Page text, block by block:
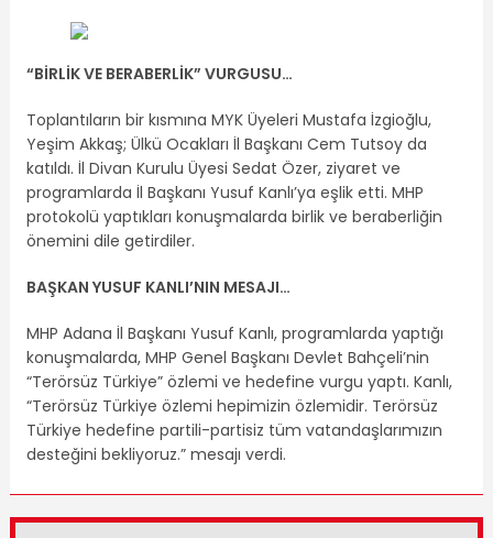
“BİRLİK VE BERABERLİK” VURGUSU…
Toplantıların bir kısmına MYK Üyeleri Mustafa İzgioğlu,
Yeşim Akkaş; Ülkü Ocakları İl Başkanı Cem Tutsoy da
katıldı. İl Divan Kurulu Üyesi Sedat Özer, ziyaret ve
programlarda İl Başkanı Yusuf Kanlı’ya eşlik etti. MHP
protokolü yaptıkları konuşmalarda birlik ve beraberliğin
önemini dile getirdiler.
BAŞKAN YUSUF KANLI’NIN MESAJI…
MHP Adana İl Başkanı Yusuf Kanlı, programlarda yaptığı
konuşmalarda, MHP Genel Başkanı Devlet Bahçeli’nin
“Terörsüz Türkiye” özlemi ve hedefine vurgu yaptı. Kanlı,
“Terörsüz Türkiye özlemi hepimizin özlemidir. Terörsüz
Türkiye hedefine partili-partisiz tüm vatandaşlarımızın
desteğini bekliyoruz.” mesajı verdi.